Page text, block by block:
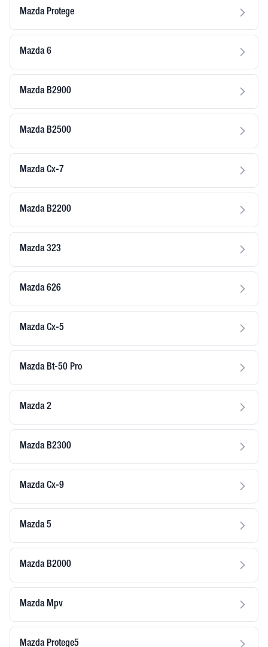
Mazda Protege
Mazda 6
Mazda B2900
Mazda B2500
Mazda Cx-7
Mazda B2200
Mazda 323
Mazda 626
Mazda Cx-5
Mazda Bt-50 Pro
Mazda 2
Mazda B2300
Mazda Cx-9
Mazda 5
Mazda B2000
Mazda Mpv
Mazda Protege5